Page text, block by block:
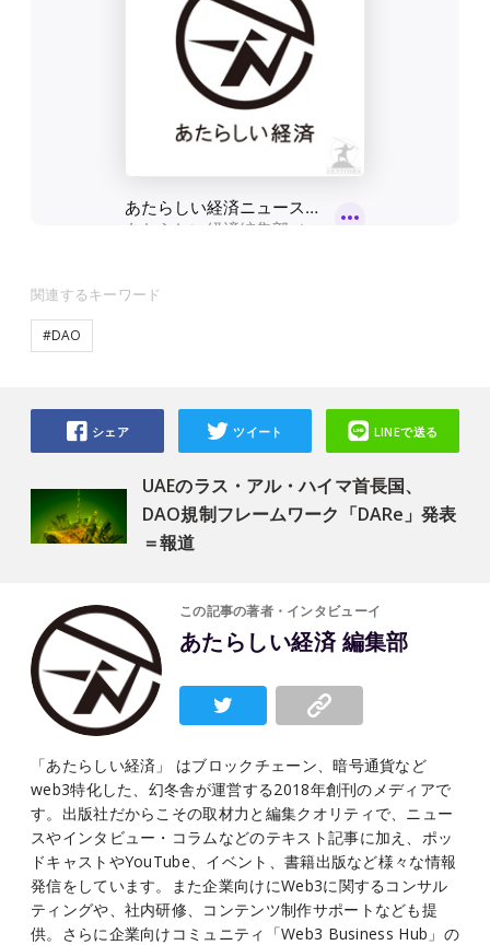
関連するキーワード
#DAO
UAEのラス・アル・ハイマ首長国、
DAO規制フレームワーク「DARe」発表
＝報道
シェア ツイート LINEで送る
この記事の著者・インタビューイ
あたらしい経済 編集部
「あたらしい経済」 はブロックチェーン、暗号通貨など
web3特化した、幻冬舎が運営する2018年創刊のメディアで
す。出版社だからこその取材力と編集クオリティで、ニュー
スやインタビュー・コラムなどのテキスト記事に加え、ポッ
ドキャストやYouTube、イベント、書籍出版など様々な情報
発信をしています。また企業向けにWeb3に関するコンサル
ティングや、社内研修、コンテンツ制作サポートなども提
供。さらに企業向けコミュニティ「Web3 Business Hub」の